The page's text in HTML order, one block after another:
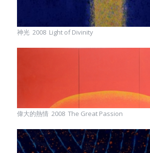
神光 2008 Light of Divinity
偉大的熱情 2008 The Great Passion